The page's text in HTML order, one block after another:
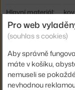
Hlavní materiál:
Světelný tok:
Patice / zdroj:
Životnost:
Pro web
(souhlas s cookies)
Aby správně
máte v košíku,
nemuseli se
nevhodnou